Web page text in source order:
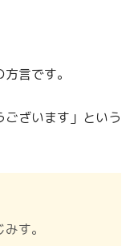
言です。
ございます」という
す。